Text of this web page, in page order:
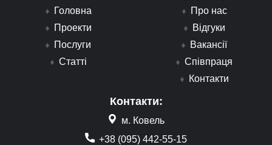
Головна
Проекти
Послуги
Статті
Про нас
Відгуки
Вакансії
Співпраця
Контакти
Контакти:
м. Ковель
+38 (095) 442-55-15